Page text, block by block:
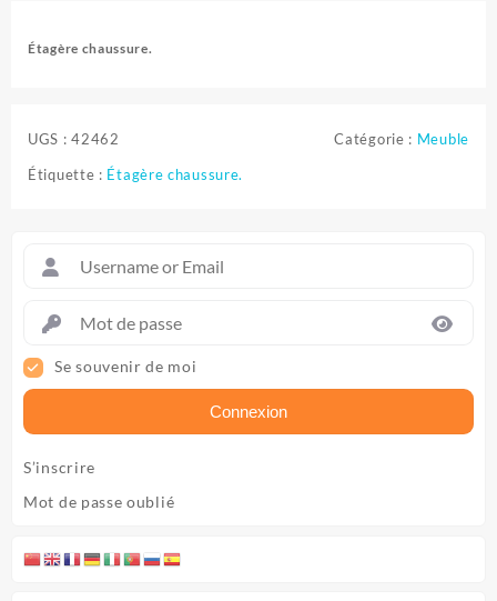
Se souvenir de moi
Connexion
S’inscrire
Mot de passe oublié
Étagère chaussure.
UGS :42462 Catégorie : Meuble
Étiquette : Étagère chaussure.